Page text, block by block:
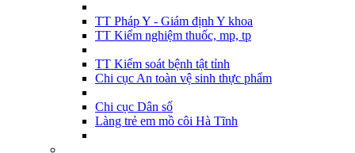
TT Pháp Y - Giám định Y khoa
TT Kiểm nghiệm thuốc, mp, tp
TT Kiểm soát bệnh tật tỉnh
Chi cục An toàn vệ sinh thực phẩm
Chi cục Dân số
Làng trẻ em mồ côi Hà Tĩnh